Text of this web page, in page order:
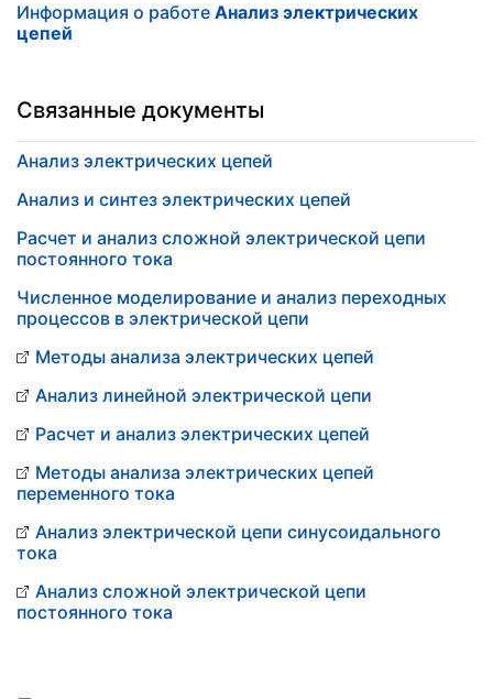
Информация о работе Анализ электрических
цепей
Связанные документы
Анализ электрических цепей
Анализ и синтез электрических цепей
Расчет и анализ сложной электрической цепи
постоянного тока
Численное моделирование и анализ переходных
процессов в электрической цепи
Методы анализа электрических цепей
Анализ линейной электрической цепи
Расчет и анализ электрических цепей
Методы анализа электрических цепей
переменного тока
Анализ электрической цепи синусоидального
тока
Анализ сложной электрической цепи
постоянного тока